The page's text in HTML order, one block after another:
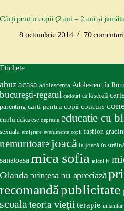
Cărți pentru copii (2 ani – 2 ani și
8 octombrie 2014
70
Etichete
abuz acasa adolescenta Adolescent în
bucureşti-regatul cadouri ca la școală carte
parenting carti pentru copii concurs
cuplu delicatese depresie educatie cu
sexuala emigrare evenimente copii fashion
nemuritoare joacă la joacă în
sanatoasa mica sofia micul iv
Olandaprinţesa nu apreciază
recomandăpublicitate
scoalateoria vieţii terapie umanitar